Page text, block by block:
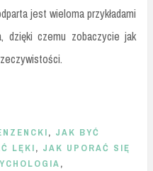
jest wieloma przykładami
czemu zobaczycie jak
, JAK BYĆ
LĘKI, JAK UPORAĆ SIĘ
,